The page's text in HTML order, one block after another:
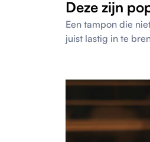
Deze zijn
Een tampon die
juist lastig in te